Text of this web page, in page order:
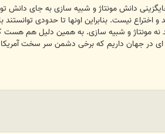
دانش مونتاژ و شبیه سازی به جای دانش
نیست. بنابراین اونها تا حدودی
مونتاژ و شبیه سازی. به همین دلیل هم هست
ای در جهان داریم که برخی دشمن سر سخت